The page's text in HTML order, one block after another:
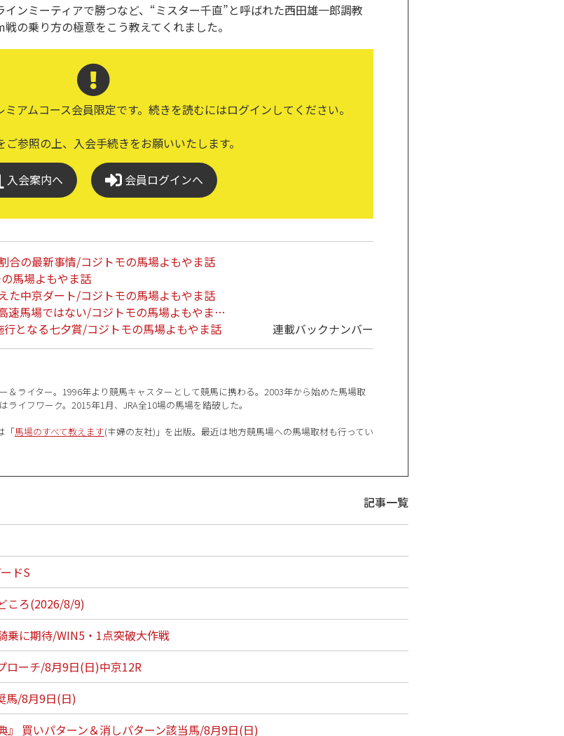
ンミーティアで勝つなど、“ミスター千直”と呼ばれた西田雄一郎調教
の乗り方の極意をこう教えてくれました。
アムコース会員限定です。続きを読むにはログインしてください。
参照の上、入会手続きをお願いいたします。
入会案内へ 会員ログインへ
合の最新事情/コジトモの馬場よもやま話
馬場よもやま話
た中京ダート/コジトモの馬場よもやま話
速馬場ではない/コジトモの馬場よもやま…
となる七夕賞/コジトモの馬場よもやま話
連載バックナンバー
＆ライター。1996年より競馬キャスターとして競馬に携わる。2003年から始めた馬場取
ライフワーク。2015年1月、JRA全10場の馬場を踏破した。
「馬場のすべて教えます(主婦の友社)」を出版。最近は地方競馬場への馬場取材も行ってい
記事一覧
ドS
ころ(2026/8/9)
乗に期待/WIN5・1点突破大作戦
ローチ/8月9日(日)中京12R
馬/8月9日(日)
』 買いパターン＆消しパターン該当馬/8月9日(日)